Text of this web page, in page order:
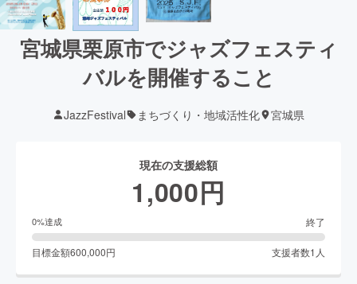
宮城県栗原市でジャズフェスティ
バルを開催すること
JazzFestival まちづくり・地域活性化 宮城県
現在の支援総額
1,000円
0%達成 終了
目標金額600,000円 支援者数1 人